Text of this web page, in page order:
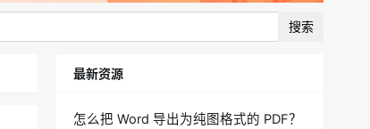
搜索
最新资源
怎么把 Word 导出为纯图格式的 PDF？